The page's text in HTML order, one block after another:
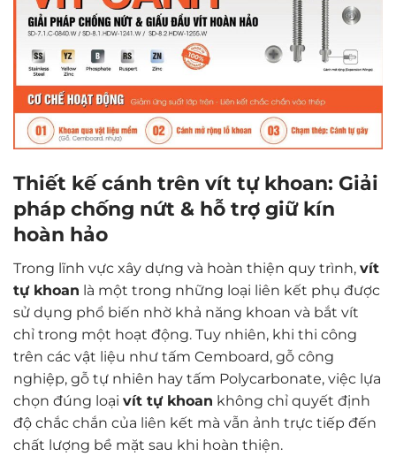
Thiết kế cánh trên vít tự khoan: Giải
pháp chống nứt & hỗ trợ giữ kín
hoàn hảo
Trong lĩnh vực xây dựng và hoàn thiện quy trình, vít
tự khoan là một trong những loại liên kết phụ được
sử dụng phổ biến nhờ khả năng khoan và bắt vít
chỉ trong một hoạt động. Tuy nhiên, khi thi công
trên các vật liệu như tấm Cemboard, gỗ công
nghiệp, gỗ tự nhiên hay tấm Polycarbonate, việc lựa
chọn đúng loại vít tự khoan không chỉ quyết định
độ chắc chắn của liên kết mà vẫn ảnh trực tiếp đến
chất lượng bề mặt sau khi hoàn thiện.